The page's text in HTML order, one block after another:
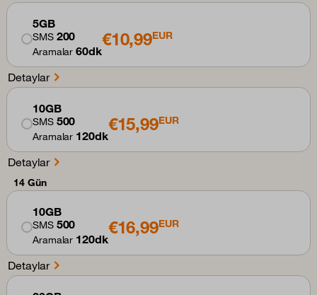
5GB
SMS 200
Aramalar60dk
€10,99EUR
Detaylar
10GB
SMS 500
Aramalar 120dk
€15,99EUR
Detaylar
14 Gün
10GB
SMS 500
Aramalar 120dk
€16,99EUR
Detaylar